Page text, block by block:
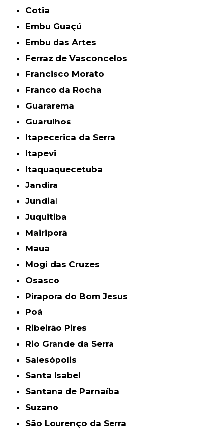
Cotia
Embu Guaçú
Embu das Artes
Ferraz de Vasconcelos
Francisco Morato
Franco da Rocha
Guararema
Guarulhos
Itapecerica da Serra
Itapevi
Itaquaquecetuba
Jandira
Jundiaí
Juquitiba
Mairiporã
Mauá
Mogi das Cruzes
Osasco
Pirapora do Bom Jesus
Poá
Ribeirão Pires
Rio Grande da Serra
Salesópolis
Santa Isabel
Santana de Parnaíba
Suzano
São Lourenço da Serra